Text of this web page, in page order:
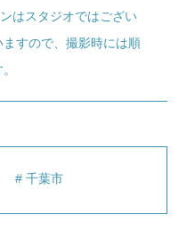
はスタジオではござい
すので、撮影時には順
千葉市